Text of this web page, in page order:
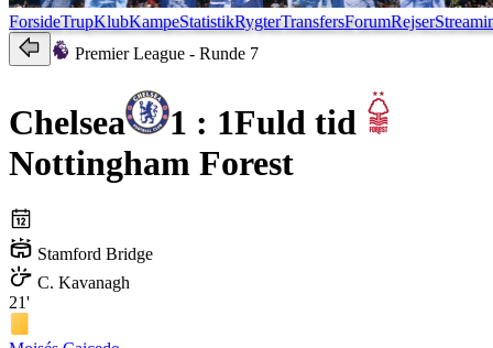
ForsideTrupKlubKampeStatistikRygterTransfersForumRejser
Premier League - Runde 7
Chelsea 1 : 1Fuld tid
Nottingham Forest
Stamford Bridge
C. Kavanagh
21'